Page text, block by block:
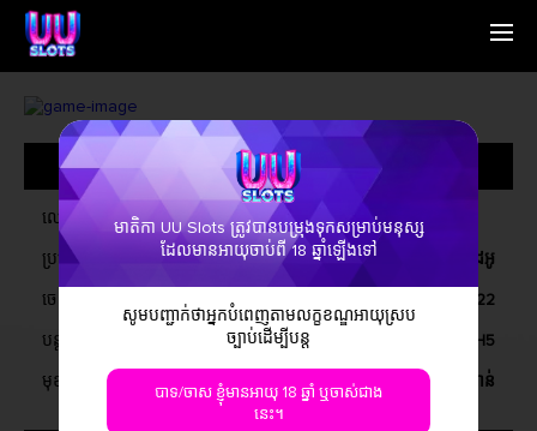
ផ្លូវ
ទាក់ទងមកយើងខ្ញុំ
ព័ត៌មាន
សំណួរ​ដែល​សួរ​ស្
Traditional Chinese
Bangladesh
Phillipines
Hindi
Indonesia
Korean
Laos
Burmese
Nepali
ព័ត៌មាន​ទូទៅ
ឈ្មោះ
ប្រភេទហ្គេម រន្ធវីដេអូ
ចេញផ្សាយនៅលើ ខែធ្នូ, 2022
បន្ត វីនដូ, ប្រព័ន្ធប្រតិបត្តិការ iOS, ប្រព័ន្ធប្រតិបត្តិការ Android, H5
មុខងារលេងហ្គេម ហ្គេមឥតគិតថ្លៃ, Cascade ឈ្នះ, ហ្គេមប្រាក់រង្វាន់
មាតិកា UU Slots ត្រូវបានបម្រុងទុកសម្រាប់មនុស្ស
ដែលមានអាយុចាប់ពី 18 ឆ្នាំឡើងទៅ
សូម​បញ្ជាក់​ថា​អ្នក​បំពេញ​តាម​លក្ខខណ្ឌ​អាយុ​ស្រប​
ច្បាប់​ដើម្បី​បន្ត
បាទ/ចាស ខ្ញុំមានអាយុ 18 ឆ្នាំ ឬចាស់ជាង
នេះ។